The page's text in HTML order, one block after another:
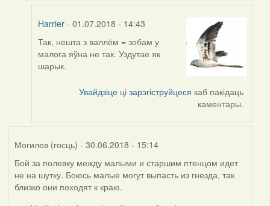
Harrier - 01.07.2018 - 14:43
In
reply
to
Так, нешта з валлём = зобам у
малога яўна не так. Уздутае як
шарык.
Увайдзіце цізарэгіструйцеся каб пакідаць
каментары.
Могилев (госць) - 30.06.2018 - 15:14
Бой за полевку между малыми и старшим птенцом идет
не на шутку. Боюсь малые могут выпасть из гнезда, так
близко они походят к краю.